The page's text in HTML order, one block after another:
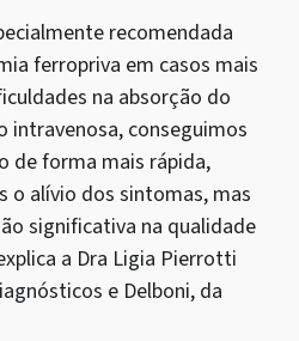
recomendada
ferropriva em casos mais
na absorção do
intravenosa, conseguimos
de forma mais rápida,
o alívio dos sintomas, mas
significativa na qualidade
a Dra Ligia Pierrotti
e Delboni, da